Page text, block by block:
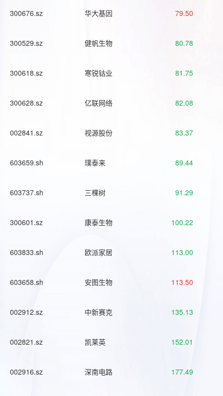
300676.sz 华大基因 79.50
300529.sz 健帆生物 80.78
300618.sz 寒锐钴业 81.75
300628.sz 亿联网络 82.08
002841.sz 视源股份 83.37
603659.sh 璞泰来 89.44
603737.sh 三棵树 91.29
300601.sz 康泰生物 100.22
603833.sh 欧派家居 113.00
603658.sh 安图生物 113.50
002912.sz 中新赛克 135.13
002821.sz 凯莱英 152.01
002916.sz 深南电路 177.49